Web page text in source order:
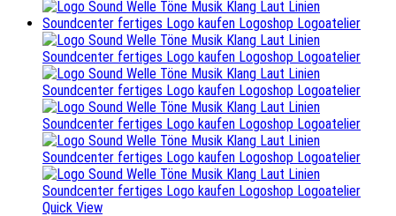
Quick View